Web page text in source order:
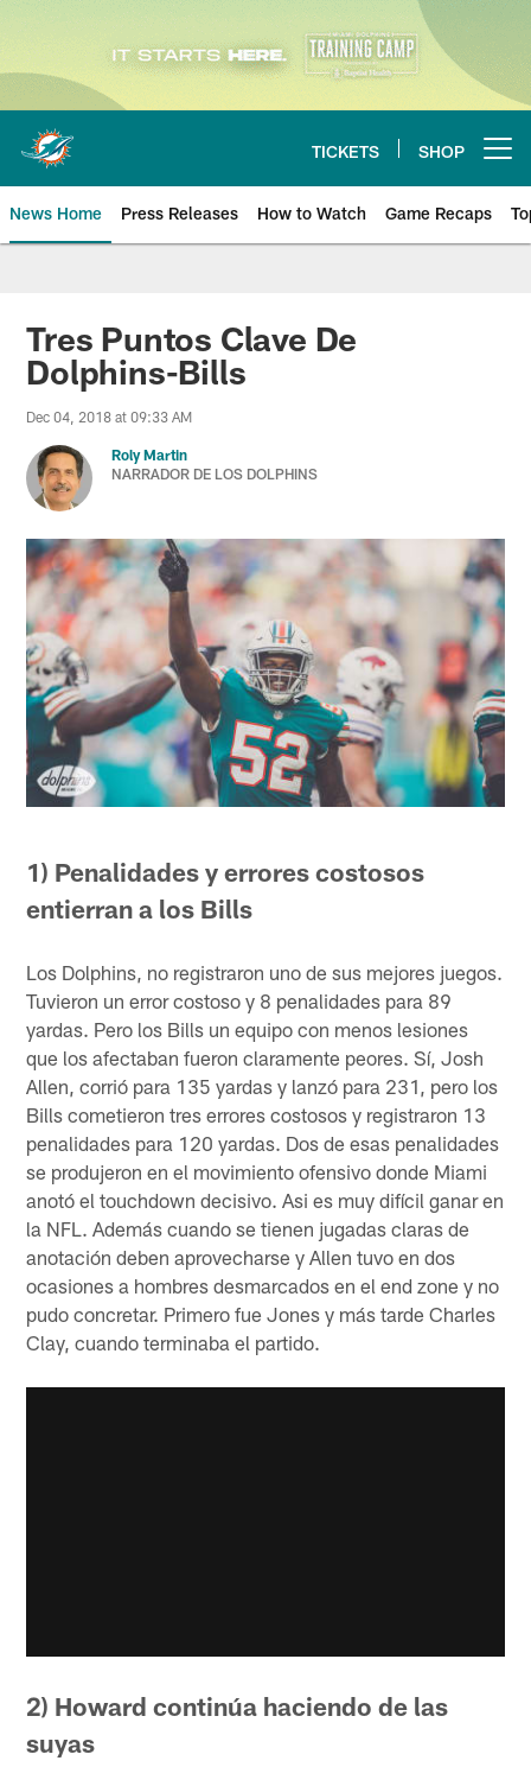
Skip
content
TICKETS SHOP
News Home Press Releases How to Watch Game Recaps
Miami Dolphins News
Tres Puntos Clave De
Dolphins-Bills
Dec 04, 2018 at 09:33 AM
Roly Martin
NARRADOR DE LOS DOLPHINS
1) Penalidades y errores costosos
entierran a los Bills
Los Dolphins, no registraron uno de sus mejores juegos.
Tuvieron un error costoso y 8 penalidades para 89
yardas. Pero los Bills un equipo con menos lesiones
que los afectaban fueron claramente peores. Sí, Josh
Allen, corrió para 135 yardas y lanzó para 231, pero los
Bills cometieron tres errores costosos y registraron 13
penalidades para 120 yardas. Dos de esas penalidades
se produjeron en el movimiento ofensivo donde Miami
anotó el touchdown decisivo. Asi es muy difícil ganar en
la NFL. Además cuando se tienen jugadas claras de
anotación deben aprovecharse y Allen tuvo en dos
ocasiones a hombres desmarcados en el end zone y no
pudo concretar. Primero fue Jones y más tarde Charles
Clay, cuando terminaba el partido.
2) Howard continúa haciendo de las
suyas